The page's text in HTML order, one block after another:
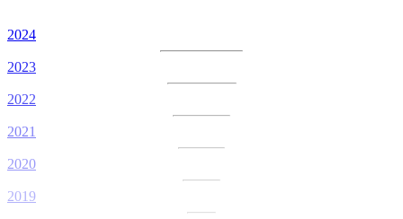
2024
2023
2022
2021
2020
2019